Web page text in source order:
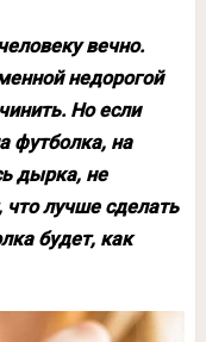
вечно.
недорогой
Но если
футболка, на
дырка, не
что лучше сделать
будет, как